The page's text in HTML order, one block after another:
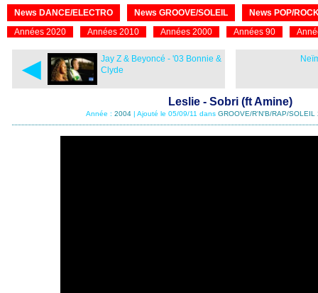
News DANCE/ELECTRO News GROOVE/SOLEIL
News POP/
Années 2020
Années 2010 Années 2000 Années 90
◄
Jay Z & Beyoncé - '03 Bonnie &
Clyde
Leslie - Sobri (ft Amine)
Année : 2004| Ajouté le 05/09/11 dans GROOVE/R'N'B/RAP/SOLEIL